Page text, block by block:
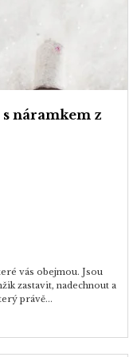
náramkem z
vás obejmou. Jsou
zastavit, nadechnout a
právě...